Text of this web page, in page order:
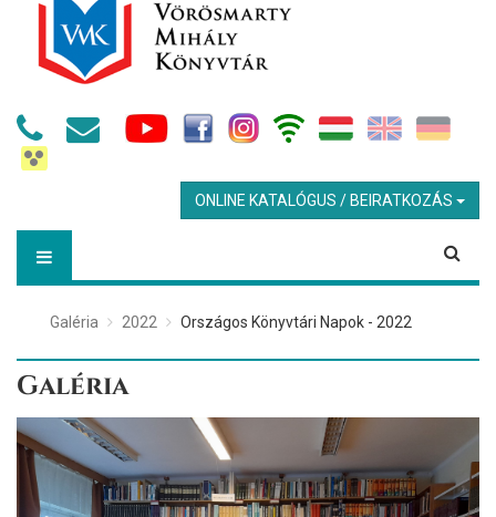
ONLINE KATALÓGUS / BEIRATKOZÁS
Galéria 2022 Országos Könyvtári Napok - 2022
Galéria